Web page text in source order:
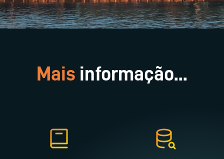
Mais informação...